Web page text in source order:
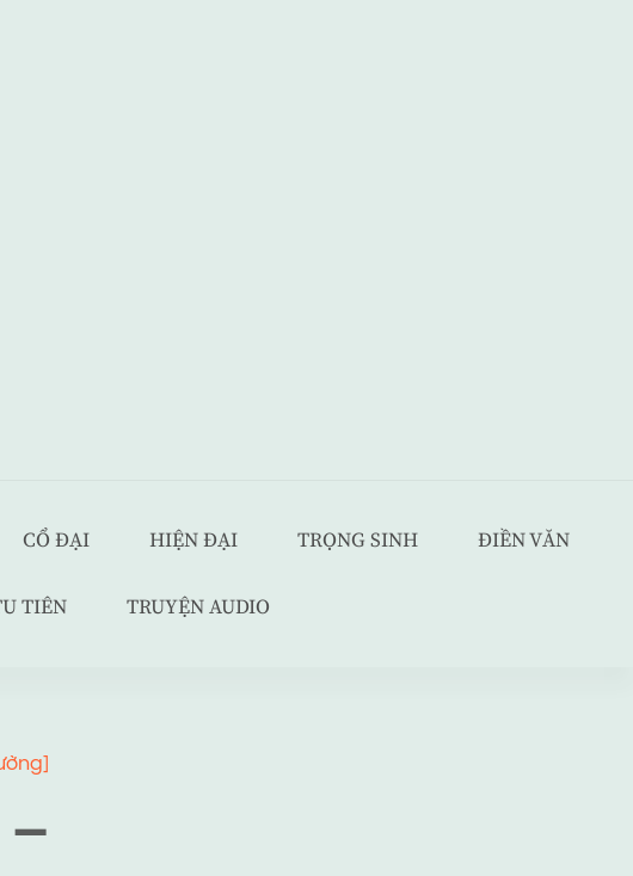
CỔ ĐẠI HIỆN ĐẠI TRỌNG SINH ĐIỀN VĂN
TIÊN TRUYỆN AUDIO
–